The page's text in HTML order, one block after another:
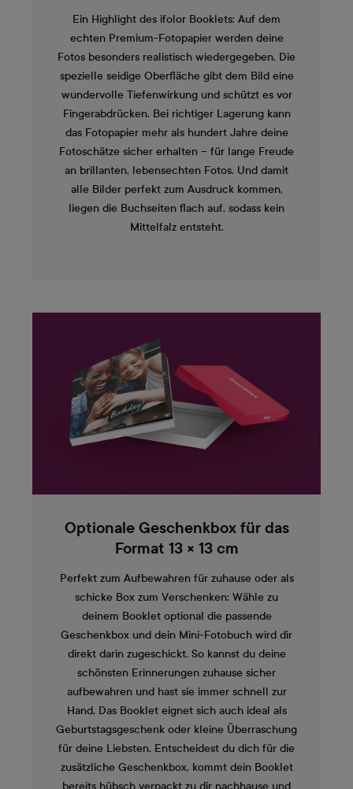
Ein Highlight des ifolor Booklets: Auf dem
echten Premium-Fotopapier werden deine
Fotos besonders realistisch wiedergegeben. Die
spezielle seidige Oberfläche gibt dem Bild eine
wundervolle Tiefenwirkung und schützt es vor
Fingerabdrücken. Bei richtiger Lagerung kann
das Fotopapier mehr als hundert Jahre deine
Fotoschätze sicher erhalten – für lange Freude
an brillanten, lebensechten Fotos. Und damit
alle Bilder perfekt zum Ausdruck kommen,
liegen die Buchseiten flach auf, sodass kein
Mittelfalz entsteht.
Optionale Geschenkbox für das
Format 13 × 13 cm
Perfekt zum Aufbewahren für zuhause oder als
schicke Box zum Verschenken: Wähle zu
deinem Booklet optional die passende
Geschenkbox und dein Mini-Fotobuch wird dir
direkt darin zugeschickt. So kannst du deine
schönsten Erinnerungen zuhause sicher
aufbewahren und hast sie immer schnell zur
Hand. Das Booklet eignet sich auch ideal als
Geburtstagsgeschenk oder kleine Überraschung
für deine Liebsten. Entscheidest du dich für die
zusätzliche Geschenkbox, kommt dein Booklet